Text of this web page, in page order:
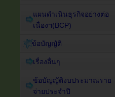
แผนดำเนินธุรกิจอย่างต่อ
เนื่องฯ(BCP)
ข้อบัญญัติ
เรื่องอื่นๆ
ข้อบัญญัติงบประมาณราย
จ่ายประจำปี